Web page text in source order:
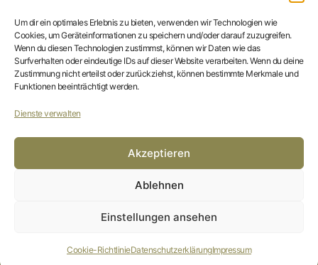
Um dir ein optimales Erlebnis zu bieten, verwenden wir Technologien wie
Cookies, um Geräteinformationen zu speichern und/oder darauf zuzugreifen.
Wenn du diesen Technologien zustimmst, können wir Daten wie das
Surfverhalten oder eindeutige IDs auf dieser Website verarbeiten. Wenn du deine
Zustimmung nicht erteilst oder zurückziehst, können bestimmte Merkmale und
Funktionen beeinträchtigt werden.
Dienste verwalten
Akzeptieren
Ablehnen
Einstellungen ansehen
Cookie-RichtlinieDatenschutzerklärungImpressum
VEREINSSTEUERRECHT DRESDEN
VEREINSSTEUERRECHT COTTBUS
VEREINSSTEUERRECHT IN BRAUNSCHWEIG
STARTSEITE
COOKIE-RICHTLINIE (EU)